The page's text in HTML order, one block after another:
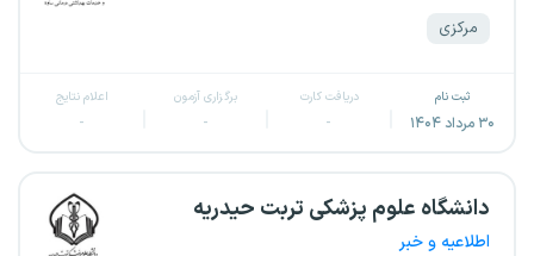
مرکزی
ثبت نام
۳۰ مرداد ۱۴۰۴
دریافت کارت
-
برگزاری آزمون
-
اعلام نتایج
-
دانشگاه علوم پزشکی تربت حیدریه
اطلاعیه و خبر